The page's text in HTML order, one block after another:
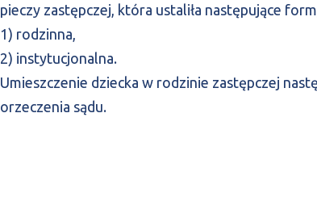
pieczy zastępczej, która ustaliła następujące
1) rodzinna,
2) instytucjonalna.
Umieszczenie dziecka w rodzinie zastępczej
orzeczenia sądu.